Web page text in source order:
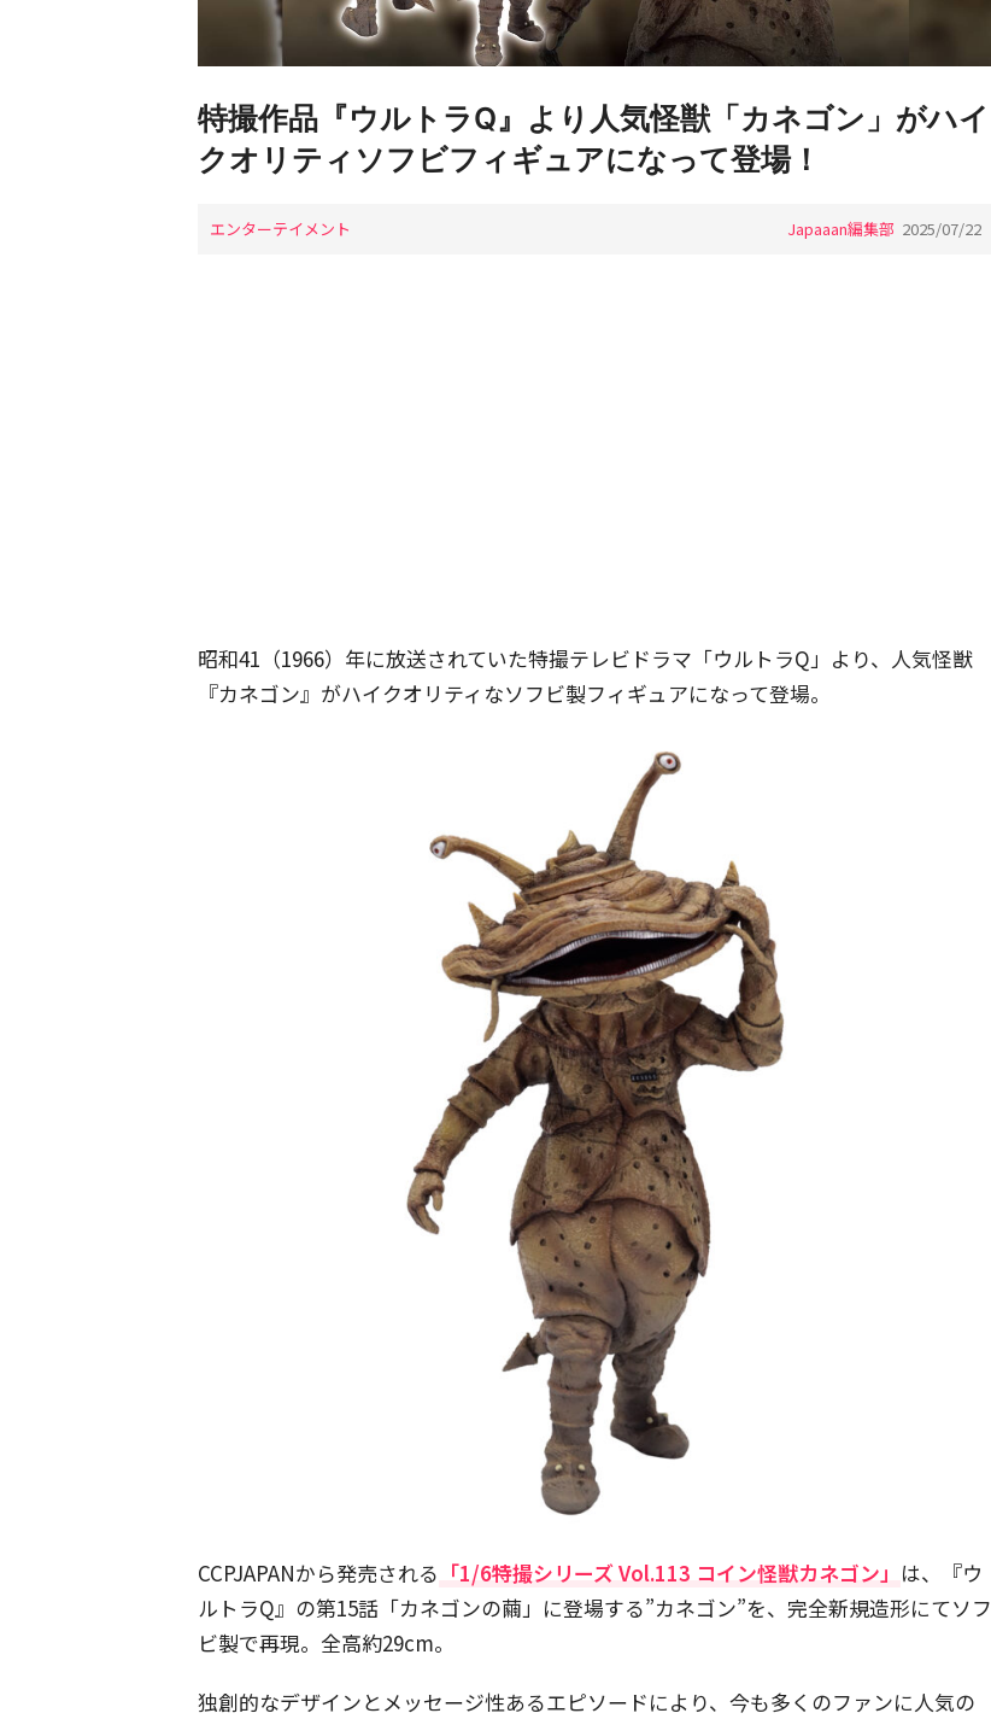
特撮作品『ウルトラQ』より人気怪獣「カネゴン」がハイ
クオリティソフビフィギュアになって登場！
エンターテイメント Japaaan編集部 2025/07/22
昭和41（1966）年に放送されていた特撮テレビドラマ「ウルトラQ」より、人気怪獣
『カネゴン』がハイクオリティなソフビ製フィギュアになって登場。
CCPJAPANから発売される 「1/6特撮シリーズ Vol.113 コイン怪獣カネゴン」 は、『ウ
ルトラQ』の第15話「カネゴンの繭」に登場する”カネゴン”を、完全新規造形にてソフ
ビ製で再現。全高約29cm。
独創的なデザインとメッセージ性あるエピソードにより、今も多くのファンに人気の